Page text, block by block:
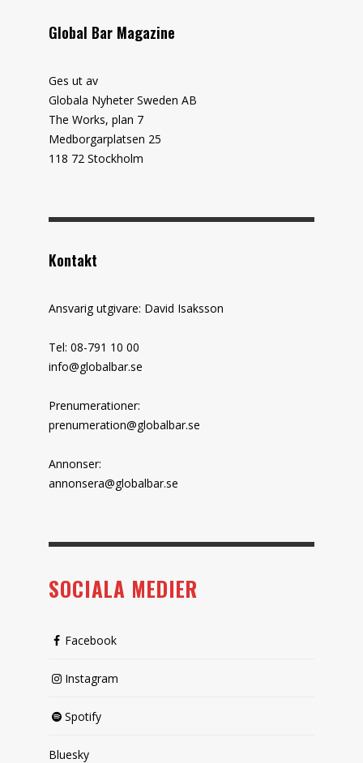
Global Bar Magazine
Ges ut av
Globala Nyheter Sweden AB
The Works, plan 7
Medborgarplatsen 25
118 72 Stockholm
Kontakt
Ansvarig utgivare: David Isaksson
Tel: 08-791 10 00
info@globalbar.se
Prenumerationer:
prenumeration@globalbar.se
Annonser:
annonsera@globalbar.se
SOCIALA MEDIER
Facebook
Instagram
Spotify
Bluesky